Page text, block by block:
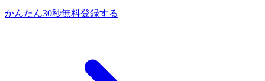
かんたん30秒無料登録する